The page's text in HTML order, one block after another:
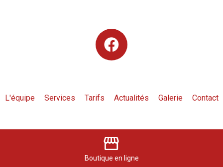
storefront
Boutique en ligne
L'équipe Services Tarifs Actualités Galerie Contact